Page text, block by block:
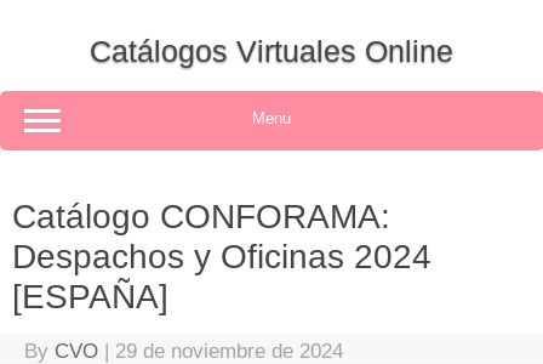
Catálogos Virtuales Online
Menu
Catálogo CONFORAMA:
Despachos y Oficinas 2024
[ESPAÑA]
By CVO | 29 de noviembre de 2024